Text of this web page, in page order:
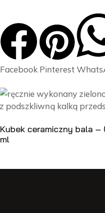
Facebook Pinterest
Kubek ceramiczny bala –
ml